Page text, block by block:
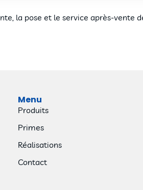
la pose et le service après-
Menu
Produits
Primes
Réalisations
Contact